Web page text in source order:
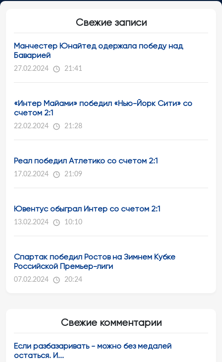
Свежие записи
Манчестер Юнайтед одержала победу над
Баварией
27.02.2024 21:41
«Интер Майами» победил «Нью-Йорк Сити» со
счетом 2:1
22.02.2024 21:28
Реал победил Атлетико со счетом 2:1
17.02.2024 21:09
Ювентус обыграл Интер со счетом 2:1
13.02.2024 10:10
Спартак победил Ростов на Зимнем Кубке
Российской Премьер-лиги
07.02.2024 20:24
Свежие комментарии
Если разбазаривать - можно без медалей
остаться. И...